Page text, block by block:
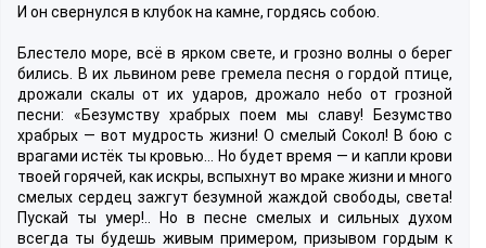
И он свернулся в клубок на камне, гордясь собою.
Блестело море, всё в ярком свете, и грозно волны о берег
бились. В их львином реве гремела песня о гордой птице,
дрожали скалы от их ударов, дрожало небо от грозной
песни: «Безумству храбрых поем мы славу! Безумство
храбрых — вот мудрость жизни! О смелый Сокол! В бою с
врагами истёк ты кровью… Но будет время — и капли крови
твоей горячей, как искры, вспыхнут во мраке жизни и много
смелых сердец зажгут безумной жаждой свободы, света!
Пускай ты умер!.. Но в песне смелых и сильных духом
всегда ты будешь живым примером, призывом гордым к